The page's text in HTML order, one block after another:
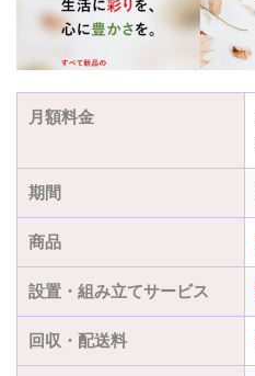
月額料金
期間
商品
設置・組み立てサービス
回収・配送料